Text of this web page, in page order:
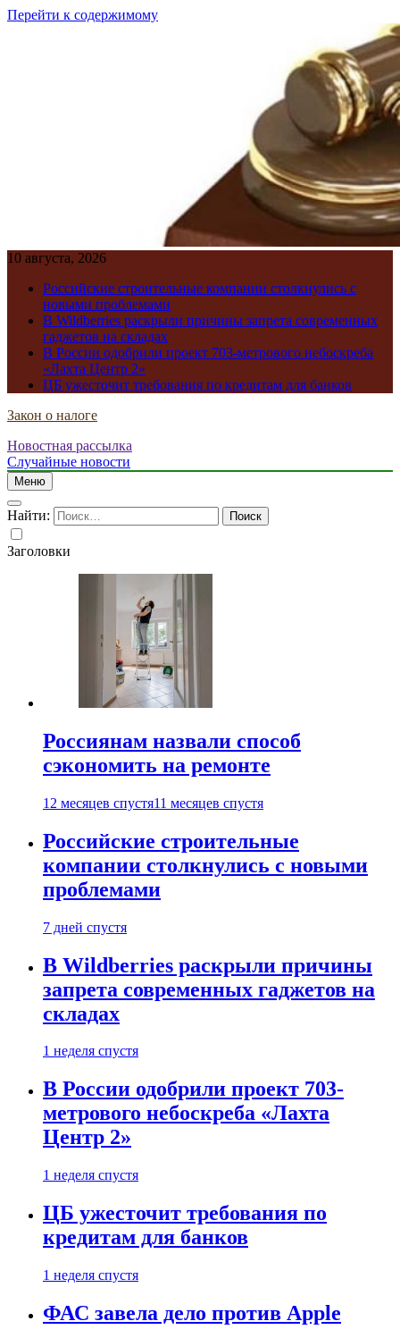
Перейти к содержимому
10 августа, 2026
Российские строительные компании столкнулись с
новыми проблемами
В Wildberries раскрыли причины запрета современных
гаджетов на складах
В России одобрили проект 703-метрового небоскреба
«Лахта Центр 2»
ЦБ ужесточит требования по кредитам для банков
Закон о налоге
Новостная рассылка
Случайные новости
Меню
Найти:
Заголовки
Россиянам назвали способ
сэкономить на ремонте
12 месяцев спустя11 месяцев спустя
Российские строительные
компании столкнулись с новыми
проблемами
7 дней спустя
В Wildberries раскрыли причины
запрета современных гаджетов на
складах
1 неделя спустя
В России одобрили проект 703-
метрового небоскреба «Лахта
Центр 2»
1 неделя спустя
ЦБ ужесточит требования по
кредитам для банков
1 неделя спустя
ФАС завела дело против Apple